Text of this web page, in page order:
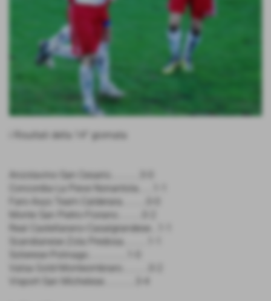
i Risultati della 14° giornata
Anzolavino-San Cesario............3-0
Concordia-La Pieve Nonantola......1-1
Faro-Axys Team Calderara..........0-0
Monte San Pietro-Fiorano..........0-2
Real Castellarano-Casalgrandese...1-1
Scandianese-Zola Predosa..........1-1
Solierese-Polinago................1-0
Valsa Gold-Monteombraro...........0-2
Visport-San Michelese.............3-4